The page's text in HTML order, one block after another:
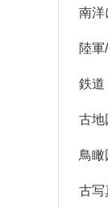
南洋
陸
鉄道
古地
鳥瞰
古写